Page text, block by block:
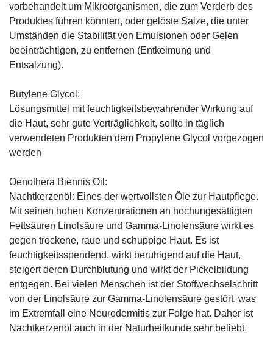
vorbehandelt um Mikroorganismen, die zum Verderb des
Produktes führen könnten, oder gelöste Salze, die unter
Umständen die Stabilität von Emulsionen oder Gelen
beeinträchtigen, zu entfernen (Entkeimung und
Entsalzung).
Butylene Glycol:
Lösungsmittel mit feuchtigkeitsbewahrender Wirkung auf
die Haut, sehr gute Verträglichkeit, sollte in täglich
verwendeten Produkten dem Propylene Glycol vorgezogen
werden
Oenothera Biennis Oil:
Nachtkerzenöl: Eines der wertvollsten Öle zur Hautpflege.
Mit seinen hohen Konzentrationen an hochungesättigten
Fettsäuren Linolsäure und Gamma-Linolensäure wirkt es
gegen trockene, raue und schuppige Haut. Es ist
feuchtigkeitsspendend, wirkt beruhigend auf die Haut,
steigert deren Durchblutung und wirkt der Pickelbildung
entgegen. Bei vielen Menschen ist der Stoffwechselschritt
von der Linolsäure zur Gamma-Linolensäure gestört, was
im Extremfall eine Neurodermitis zur Folge hat. Daher ist
Nachtkerzenöl auch in der Naturheilkunde sehr beliebt.